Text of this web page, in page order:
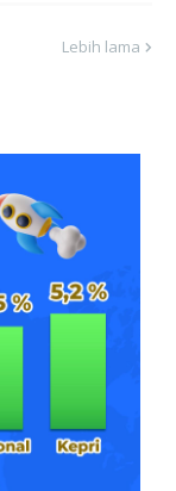
Lebih lama